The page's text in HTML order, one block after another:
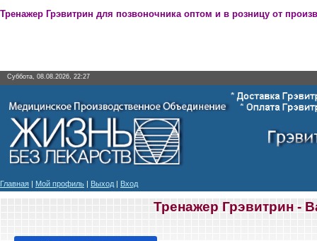
Тренажер Грэвитрин для позвоночника оптом и в розницу от
Суббота, 08.08.2026, 22:27
Главная | Мой профиль | Выход | Вход
Тренажер Грэвитрин -